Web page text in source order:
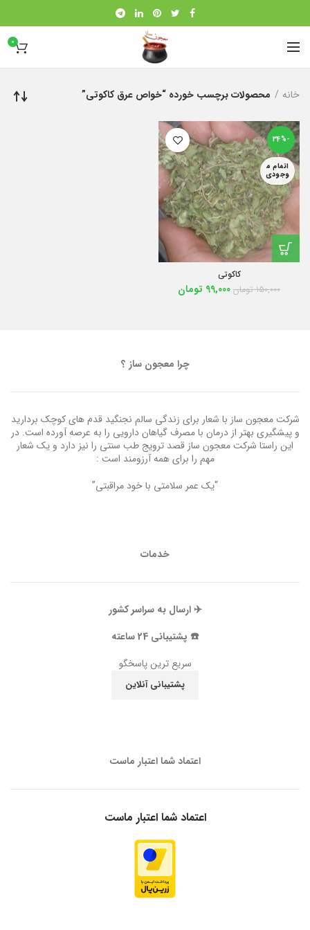
0
خانه محصولات برچسب خورده “خواص عرق كاكوتی”
-34%
اتمام م
وجودی
کاکوتی
150,000 تومان 99,000 تومان
چرا معجون ساز ؟
شرکت معجون ساز با شعار برای زندگی سالم نجنگید قدم های کوچک بردارید
و پیشگیری بهتر از درمان با مصرف گیاهان دارویی را به عرصه آورده است. در
این راستا شرکت معجون ساز قصد ترویج طب سنتی را نیز دارد و یک شعار
مهم را برای همه آرزومند است :
“یک عمر سلامتی با خود مراقبتی”
خدمات
✈️ ارسال به سراسر کشور
☎️ پشتیبانی 24 ساعته
سریع ترین پاسخگو
پشتیبانی آنلاین
اعتماد شما اعتبار ماست
اعتماد شما اعتبار ماست